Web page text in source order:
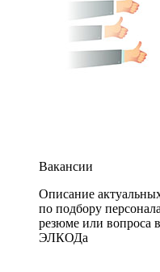
Вакансии
Описание
по подбору
резюме или вопроса
ЭЛКОДа